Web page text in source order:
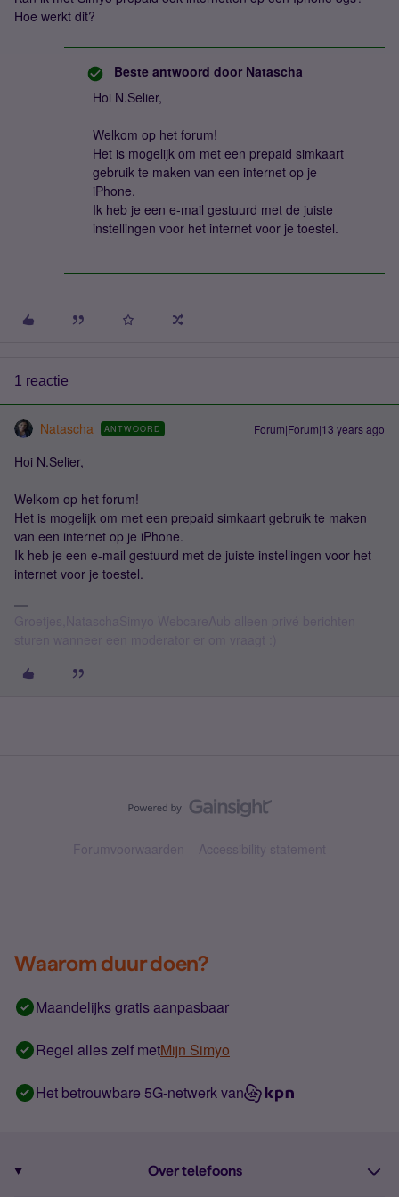
Hoe werkt dit?
Beste antwoord door Natascha
Hoi N.Selier,
Welkom op het forum!
Het is mogelijk om met een prepaid simkaart
gebruik te maken van een internet op je
iPhone.
Ik heb je een e-mail gestuurd met de juiste
instellingen voor het internet voor je toestel.
1 reactie
Natascha ANTWOORD Forum|Forum|13 years ago
Hoi N.Selier,
Welkom op het forum!
Het is mogelijk om met een prepaid simkaart gebruik te maken
van een internet op je iPhone.
Ik heb je een e-mail gestuurd met de juiste instellingen voor het
internet voor je toestel.
Forumvoorwaarden Accessibility statement
Waarom duur doen?
Maandelijks gratis aanpasbaar
Regel alles zelf metMijn Simyo
Het betrouwbare 5G-netwerk van
Over telefoons